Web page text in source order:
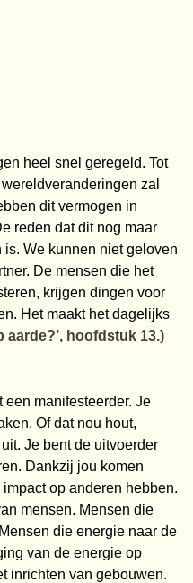
heel snel geregeld. Tot
zal
dit vermogen in
reden dat dit nog maar
We kunnen niet geloven
De mensen die het
krijgen dingen voor
Het maakt het dagelijks
aarde?’, hoofdstuk 13.)
manifesteerder. Je
Of dat nou hout,
Je bent de uitvoerder
Dankzij jou komen
op anderen hebben.
mensen. Mensen die
die energie naar de
van de energie op
inrichten van gebouwen.